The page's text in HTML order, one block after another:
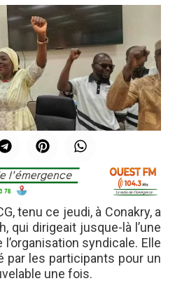
tenu ce jeudi, à Conakry, a
qui dirigeait jusque-là l’une
syndicale. Elle
par les participants pour un
une fois.